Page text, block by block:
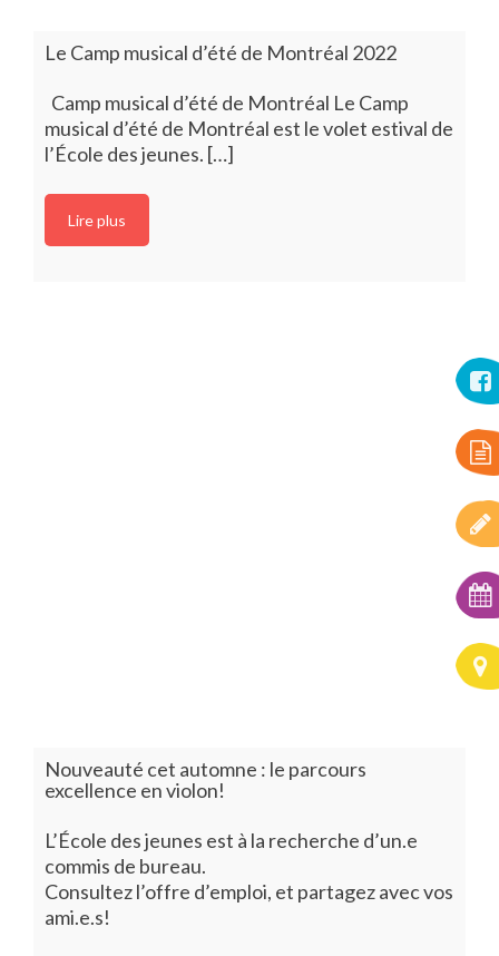
Le Camp musical d’été de Montréal 2022
Camp musical d’été de Montréal Le Camp
musical d’été de Montréal est le volet estival de
l’École des jeunes. […]
Lire plus
Nouveauté cet automne : le parcours
excellence en violon!
L’École des jeunes est à la recherche d’un.e
commis de bureau.
Consultez l’offre d’emploi, et partagez avec vos
ami.e.s!